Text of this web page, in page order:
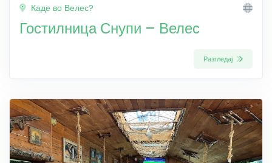
Каде во Велес?
Гостилница Снупи – Велес
Разгледај